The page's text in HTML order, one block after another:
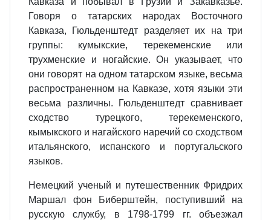
Говоря о татарских народах Восточного
Кавказа, Гюльденштедт разделяет их на три
группы: кумыкские, терекеменские или
трухменские и ногайские. Он указывает, что
они говорят на одном татарском языке, весьма
распространенном на Кавказе, хотя языки эти
весьма различны. Гюльденштедт сравнивает
сходство турецкого, терекеменского,
кымыкского и нагайского наречий со сходством
итальянского, испанского и португальского
языков.
Немецкий ученый и путешественник Фридрих
Маршал фон Биберштейн, поступивший на
русскую службу, в 1798-1799 гг. объезжал